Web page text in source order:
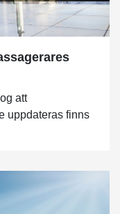
att
uppdateras finns